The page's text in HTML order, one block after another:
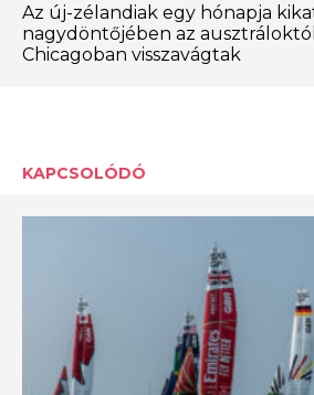
Az új-zélandiak egy hónapja
nagydöntőjében az
Chicagoban visszavágtak
KAPCSOLÓDÓ